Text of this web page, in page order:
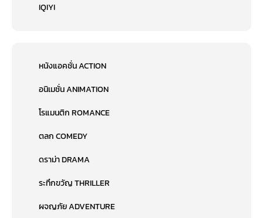
IQIYI
หนังแอคชั่น ACTION
อนิเมชั่น ANIMATION
โรแมนติก ROMANCE
ตลก COMEDY
ดราม่า DRAMA
ระทึกขวัญ THRILLER
ผจญภัย ADVENTURE